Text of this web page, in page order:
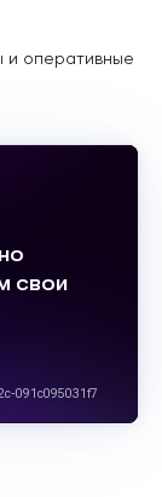
и оперативные